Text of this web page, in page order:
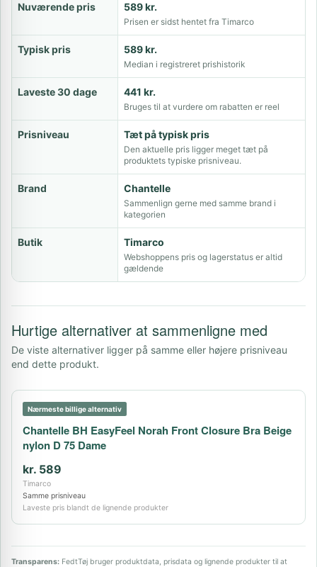
Nuværende pris 589 kr.
Prisen er sidst hentet fra Timarco
Typisk pris 589 kr.
Median i registreret prishistorik
Laveste 30 dage 441 kr.
Bruges til at vurdere om rabatten er reel
Prisniveau Tæt på typisk pris
Den aktuelle pris ligger meget tæt på
produktets typiske prisniveau.
Brand Chantelle
Sammenlign gerne med samme brand i
kategorien
Butik Timarco
Webshoppens pris og lagerstatus er altid
gældende
Hurtige alternativer at sammenligne med
De viste alternativer ligger på samme eller højere prisniveau
end dette produkt.
Nærmeste billige alternativ
Chantelle BH EasyFeel Norah Front Closure Bra Beige
nylon D 75 Dame
kr. 589
Timarco
Samme prisniveau
Laveste pris blandt de lignende produkter
Transparens: FedtTøj bruger produktdata, prisdata og lignende produkter til at